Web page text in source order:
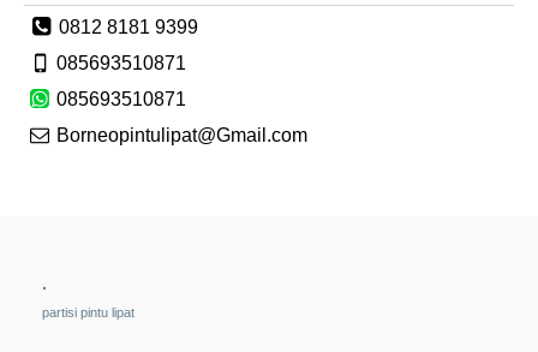
0812 8181 9399
085693510871
085693510871
Borneopintulipat@Gmail.com
.
partisi pintu lipat